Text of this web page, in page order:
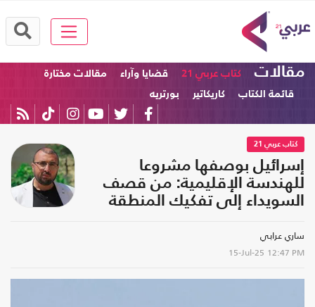
مقالات كتاب عربي 21 قضايا وآراء
مقالات مختارة
قائمة الكتاب
كاريكاتير بورتريه
كتاب عربي 21
إسرائيل بوصفها مشروعا
للهندسة الإقليمية: من قصف
السويداء إلى تفكيك المنطقة
ساري عرابي
15-Jul-25 12:47 PM